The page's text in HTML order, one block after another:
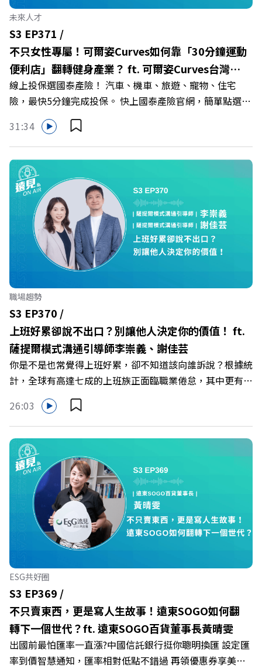
持人／遠見雜誌副社長兼遠見智庫總編輯 李建興 與談人／
樹德科技大學校長 王昭雄 +++++ 🎂歡慶遠見40歲生日！手
速搶下破天荒的獨家優惠
>>>https://gvmkt.pse.is/9e5pbz ✨關注《遠見》更多的社
群： LINE：https://reurl.cc/A4ELQp IG：
https://bit.ly/3AjBWNV YT：https://bit.ly/38jNi9k
Powered by Firstory Hosting
未來人才
S3 EP371 /
不只女性專屬！可爾姿Curves如何靠「30分鐘運動
便利店」翻轉健身產業？ ft. 可爾姿Curves台灣執
行長林宏遠
線上投保選國泰產險！ 汽車、機車、旅遊、寵物、住宅
險，最快5分鐘完成投保。 快上國泰產險官網，簡單點選，
保障立即到位！ https://fstry.pse.is/9eddvv —— 以上為
Firstory Podcast 廣告 —— 在健康意識抬頭、健身產業百
家爭鳴的激烈浪潮下，傳統的健身房該如何轉型突圍？ 本
集《遠見ON AIR》邀請到可爾姿Curves台灣執行長林宏
遠，帶你解析可爾姿如何打造出兼顧健康生活與女力創業的
健身新契機！ 🔺如何從「傳統大型健身房」轉型為「社區
運動便利店」？ 🔺運動如何落實最貼心的「女性專屬、零
壓力」空間？ 🔺對抗肌少症、預防高齡化！驚豔醫學界的
「社會處方」 🔺超高加盟成功率！為無數女性圓夢的「女
力互助與微型創業平台」 主持人／遠見雜誌副社長兼遠見
智庫總編輯 李建興 與談人／可爾姿Curves台灣執行長 林宏
遠 +++++ 🫧清除腦袋的盲點，也順手理清生活的雜亂。 點
開看質感養成術>> https://gvmkt.pse.is/9al3px ✨關注
《遠見》更多的社群： LINE：https://reurl.cc/A4ELQp
IG：https://bit.ly/3AjBWNV YT：https://bit.ly/38jNi9k
Powered by Firstory Hosting
31:34
職場趨勢
S3 EP370 /
上班好累卻說不出口？別讓他人決定你的價值！ ft.
薩提爾模式溝通引導師李崇義、謝佳芸
你是不是也常覺得上班好累，卻不知道該向誰訴說？根據統
計，全球有高達七成的上班族正面臨職業倦怠，其中更有三
成默默承受著「沉默的倦怠」。當主管的期待、同儕的競爭
與承上啟下的壓力成為日常，身在職場的我們該如何停止無
止境的自我懷疑，在人際風暴中找回安頓內心的力量？ 本
集《遠見ON AIR》邀請新書《透視職場冰山》作者、薩提
爾模式溝通引導師李崇義與謝佳芸，教你如何看穿職場底層
的應對姿態，以及在緊湊的職場節奏中，修煉安頓心法！
🔺你的自我價值，難道只能由考績和主管來決定？ 🔺你或
你的同事，正在用哪種「不一致」的姿態應對壓力？ 🔺如
何在中高壓的「三明治主管」困境中全身而退？ 主持人／
遠見雜誌總編輯 林讓均 與談人／薩提爾模式溝通引導師、
作者 李崇義、謝佳芸 +++++ 🫧清除腦袋的盲點，也順手理
清生活的雜亂。 點開看質感養成術>>
https://gvmkt.pse.is/9al3px ✨關注《遠見》更多的社群：
LINE：https://reurl.cc/A4ELQp IG：
https://bit.ly/3AjBWNV YT：https://bit.ly/38jNi9k
Powered by Firstory Hosting
26:03
ESG共好圈
S3 EP369 /
不只賣東西，更是寫人生故事！遠東SOGO如何翻
轉下一個世代？ft. 遠東SOGO百貨董事長黃晴雯
出國前最怕匯率一直漲?中國信託銀行挺你聰明換匯 設定匯
率到價智慧通知，匯率相對低點不錯過 再領優惠券享美金